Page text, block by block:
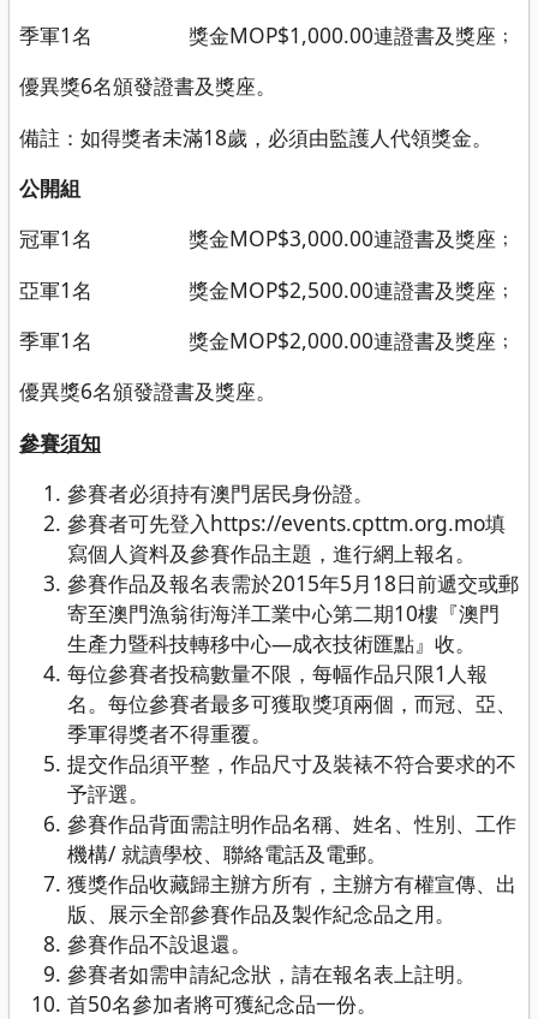
季軍1名 獎金MOP$1,000.00連證書及獎座﹔
優異獎6名頒發證書及獎座。
備註：如得獎者未滿18歲，必須由監護人代領獎金。
公開組
冠軍1名 獎金MOP$3,000.00連證書及獎座﹔
亞軍1名 獎金MOP$2,500.00連證書及獎座﹔
季軍1名 獎金MOP$2,000.00連證書及獎座﹔
優異獎6名頒發證書及獎座。
參賽須知
參賽者必須持有澳門居民身份證。
參賽者可先登入https://events.cpttm.org.mo填
寫個人資料及參賽作品主題，進行網上報名。
參賽作品及報名表需於2015年5月18日前遞交或郵
寄至澳門漁翁街海洋工業中心第二期10樓『澳門
生產力暨科技轉移中心—成衣技術匯點』收。
每位參賽者投稿數量不限，每幅作品只限1人報
名。每位參賽者最多可獲取獎項兩個，而冠、亞、
季軍得獎者不得重覆。
提交作品須平整，作品尺寸及裝裱不符合要求的不
予評選。
參賽作品背面需註明作品名稱、姓名、性別、工作
機構/ 就讀學校、聯絡電話及電郵。
獲獎作品收藏歸主辦方所有，主辦方有權宣傳、出
版、展示全部參賽作品及製作紀念品之用。
參賽作品不設退還。
參賽者如需申請紀念狀，請在報名表上註明。
首50名參加者將可獲紀念品一份。